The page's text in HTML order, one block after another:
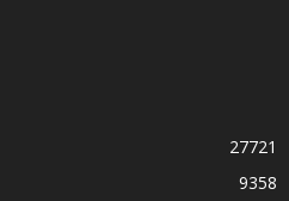
27721
9358